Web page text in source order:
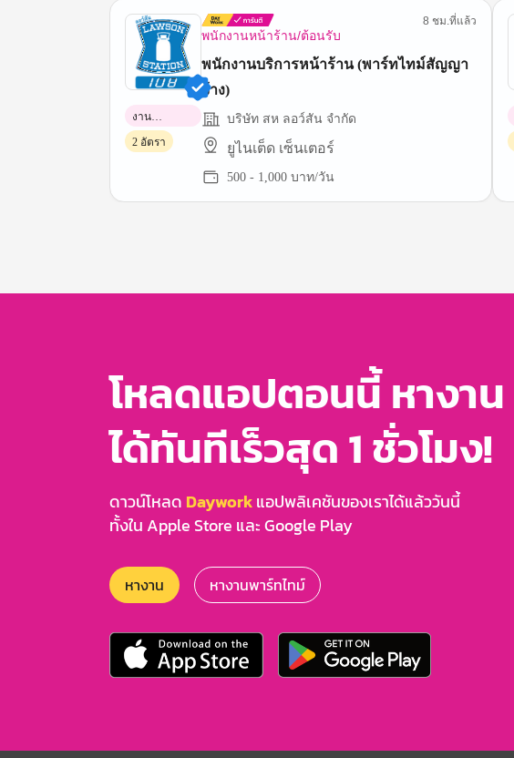
พนักงานหน้าร้าน/ต้อนรับ
8 ชม.ที่แล้ว
พนักงานบริการหน้าร้าน (พาร์ทไทม์สัญญา
จ้าง)
บริษัท สห ลอว์สัน จำกัด
ยูไนเต็ด เซ็นเตอร์
500 - 1,000 บาท/วัน
งาน
พาร์ทไทม์
2 อัตรา
โหลดแอปตอนนี้ หางาน
ได้ทันทีเร็วสุด 1 ชั่วโมง!
ดาวน์โหลด Dayworkแอปพลิเคชันของเราได้แล้ววันนี้
ทั้งใน Apple Store และ Google Play
หางาน หางานพาร์ทไทม์